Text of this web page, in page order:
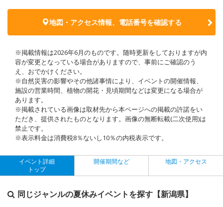
地図・アクセス情報、電話番号を確認する
※掲載情報は2026年6月のものです。随時更新をしておりますが内
容が変更となっている場合がありますので、事前にご確認のう
え、おでかけください。
※自然災害の影響やその他諸事情により、イベントの開催情報、
施設の営業時間、植物の開花・見頃期間などは変更になる場合が
あります。
※掲載されている画像は取材先から本ページへの掲載の許諾をい
ただき、提供されたものとなります。画像の無断転載(二次使用)は
禁止です。
※表示料金は消費税8％ないし10％の内税表示です。
イベント詳細
トップ
開催期間など 地図・アクセス
同じジャンルの夏休みイベントを探す【新潟県】